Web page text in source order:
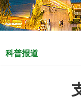
科普报道